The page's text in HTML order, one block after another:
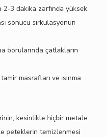
3 dakika zarfında yüksek
sonucu sirkülasyonun
borularında çatlakların
masrafları ve ısınma
kesinlikle hiçbir metale
peteklerin temizlenmesi